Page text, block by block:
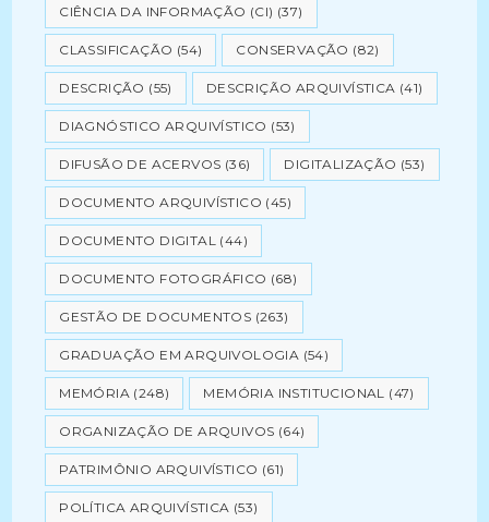
CIÊNCIA DA INFORMAÇÃO (CI) (37)
CLASSIFICAÇÃO (54) CONSERVAÇÃO (82)
DESCRIÇÃO (55) DESCRIÇÃO ARQUIVÍSTICA (41)
DIAGNÓSTICO ARQUIVÍSTICO (53)
DIFUSÃO DE ACERVOS (36) DIGITALIZAÇÃO (53)
DOCUMENTO ARQUIVÍSTICO (45)
DOCUMENTO DIGITAL (44)
DOCUMENTO FOTOGRÁFICO (68)
GESTÃO DE DOCUMENTOS (263)
GRADUAÇÃO EM ARQUIVOLOGIA (54)
MEMÓRIA (248) MEMÓRIA INSTITUCIONAL (47)
ORGANIZAÇÃO DE ARQUIVOS (64)
PATRIMÔNIO ARQUIVÍSTICO (61)
POLÍTICA ARQUIVÍSTICA (53)